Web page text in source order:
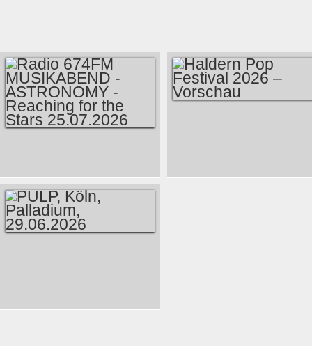
MUSIKABEND -
ASTRONOMY -
REACHING FOR
VORSCHAU
29.06.2026